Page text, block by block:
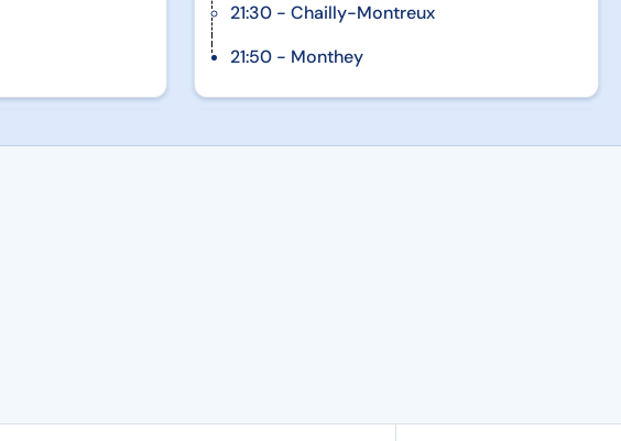
21:30 - Chailly-Montreux
21:50 - Monthey